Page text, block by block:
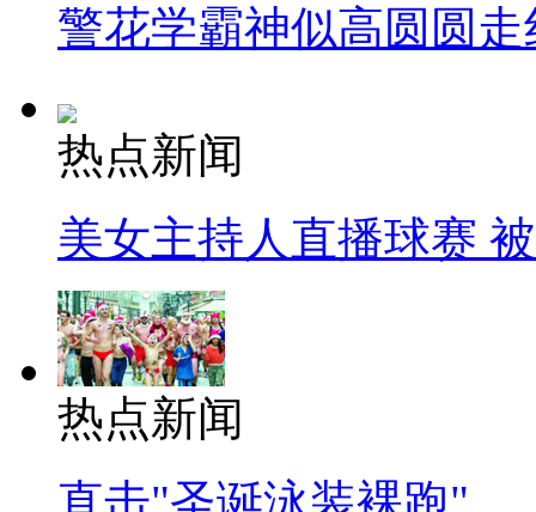
警花学霸神似高圆圆走
热点新闻
美女主持人直播球赛
热点新闻
直击"圣诞泳装裸跑"